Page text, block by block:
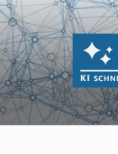
Zum
Inhalt
springen
KI